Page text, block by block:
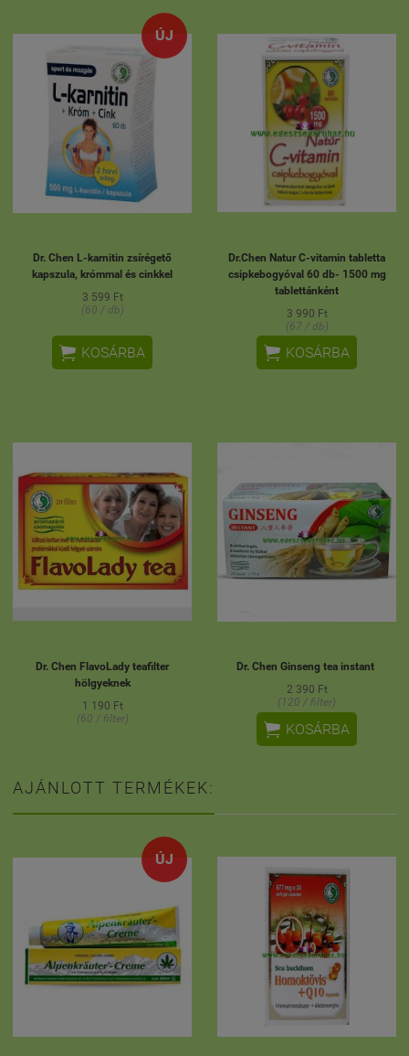
ÚJ
Dr. Chen L-karnitin zsírégető
kapszula, krómmal és cinkkel
3 599 Ft
(60 / db)
 KOSÁRBA
Dr.Chen Natur C-vitamin tabletta
csipkebogyóval 60 db- 1500 mg
tablettánként
3 990 Ft
(67 / db)
 KOSÁRBA
Dr. Chen FlavoLady teafilter
hölgyeknek
1 190 Ft
(60 / filter)
Dr. Chen Ginseng tea instant
2 390 Ft
(120 / filter)
 KOSÁRBA
AJÁNLOTT TERMÉKEK:
ÚJ